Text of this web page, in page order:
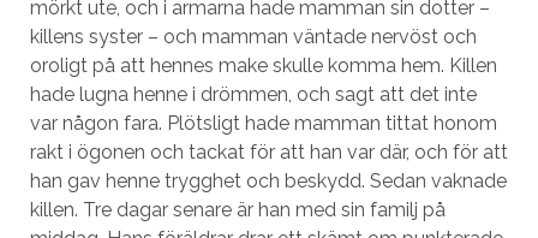
mörkt ute, och i armarna hade mamman sin dotter –
killens syster – och mamman väntade nervöst och
oroligt på att hennes make skulle komma hem. Killen
hade lugna henne i drömmen, och sagt att det inte
var någon fara. Plötsligt hade mamman tittat honom
rakt i ögonen och tackat för att han var där, och för att
han gav henne trygghet och beskydd. Sedan vaknade
killen. Tre dagar senare är han med sin familj på